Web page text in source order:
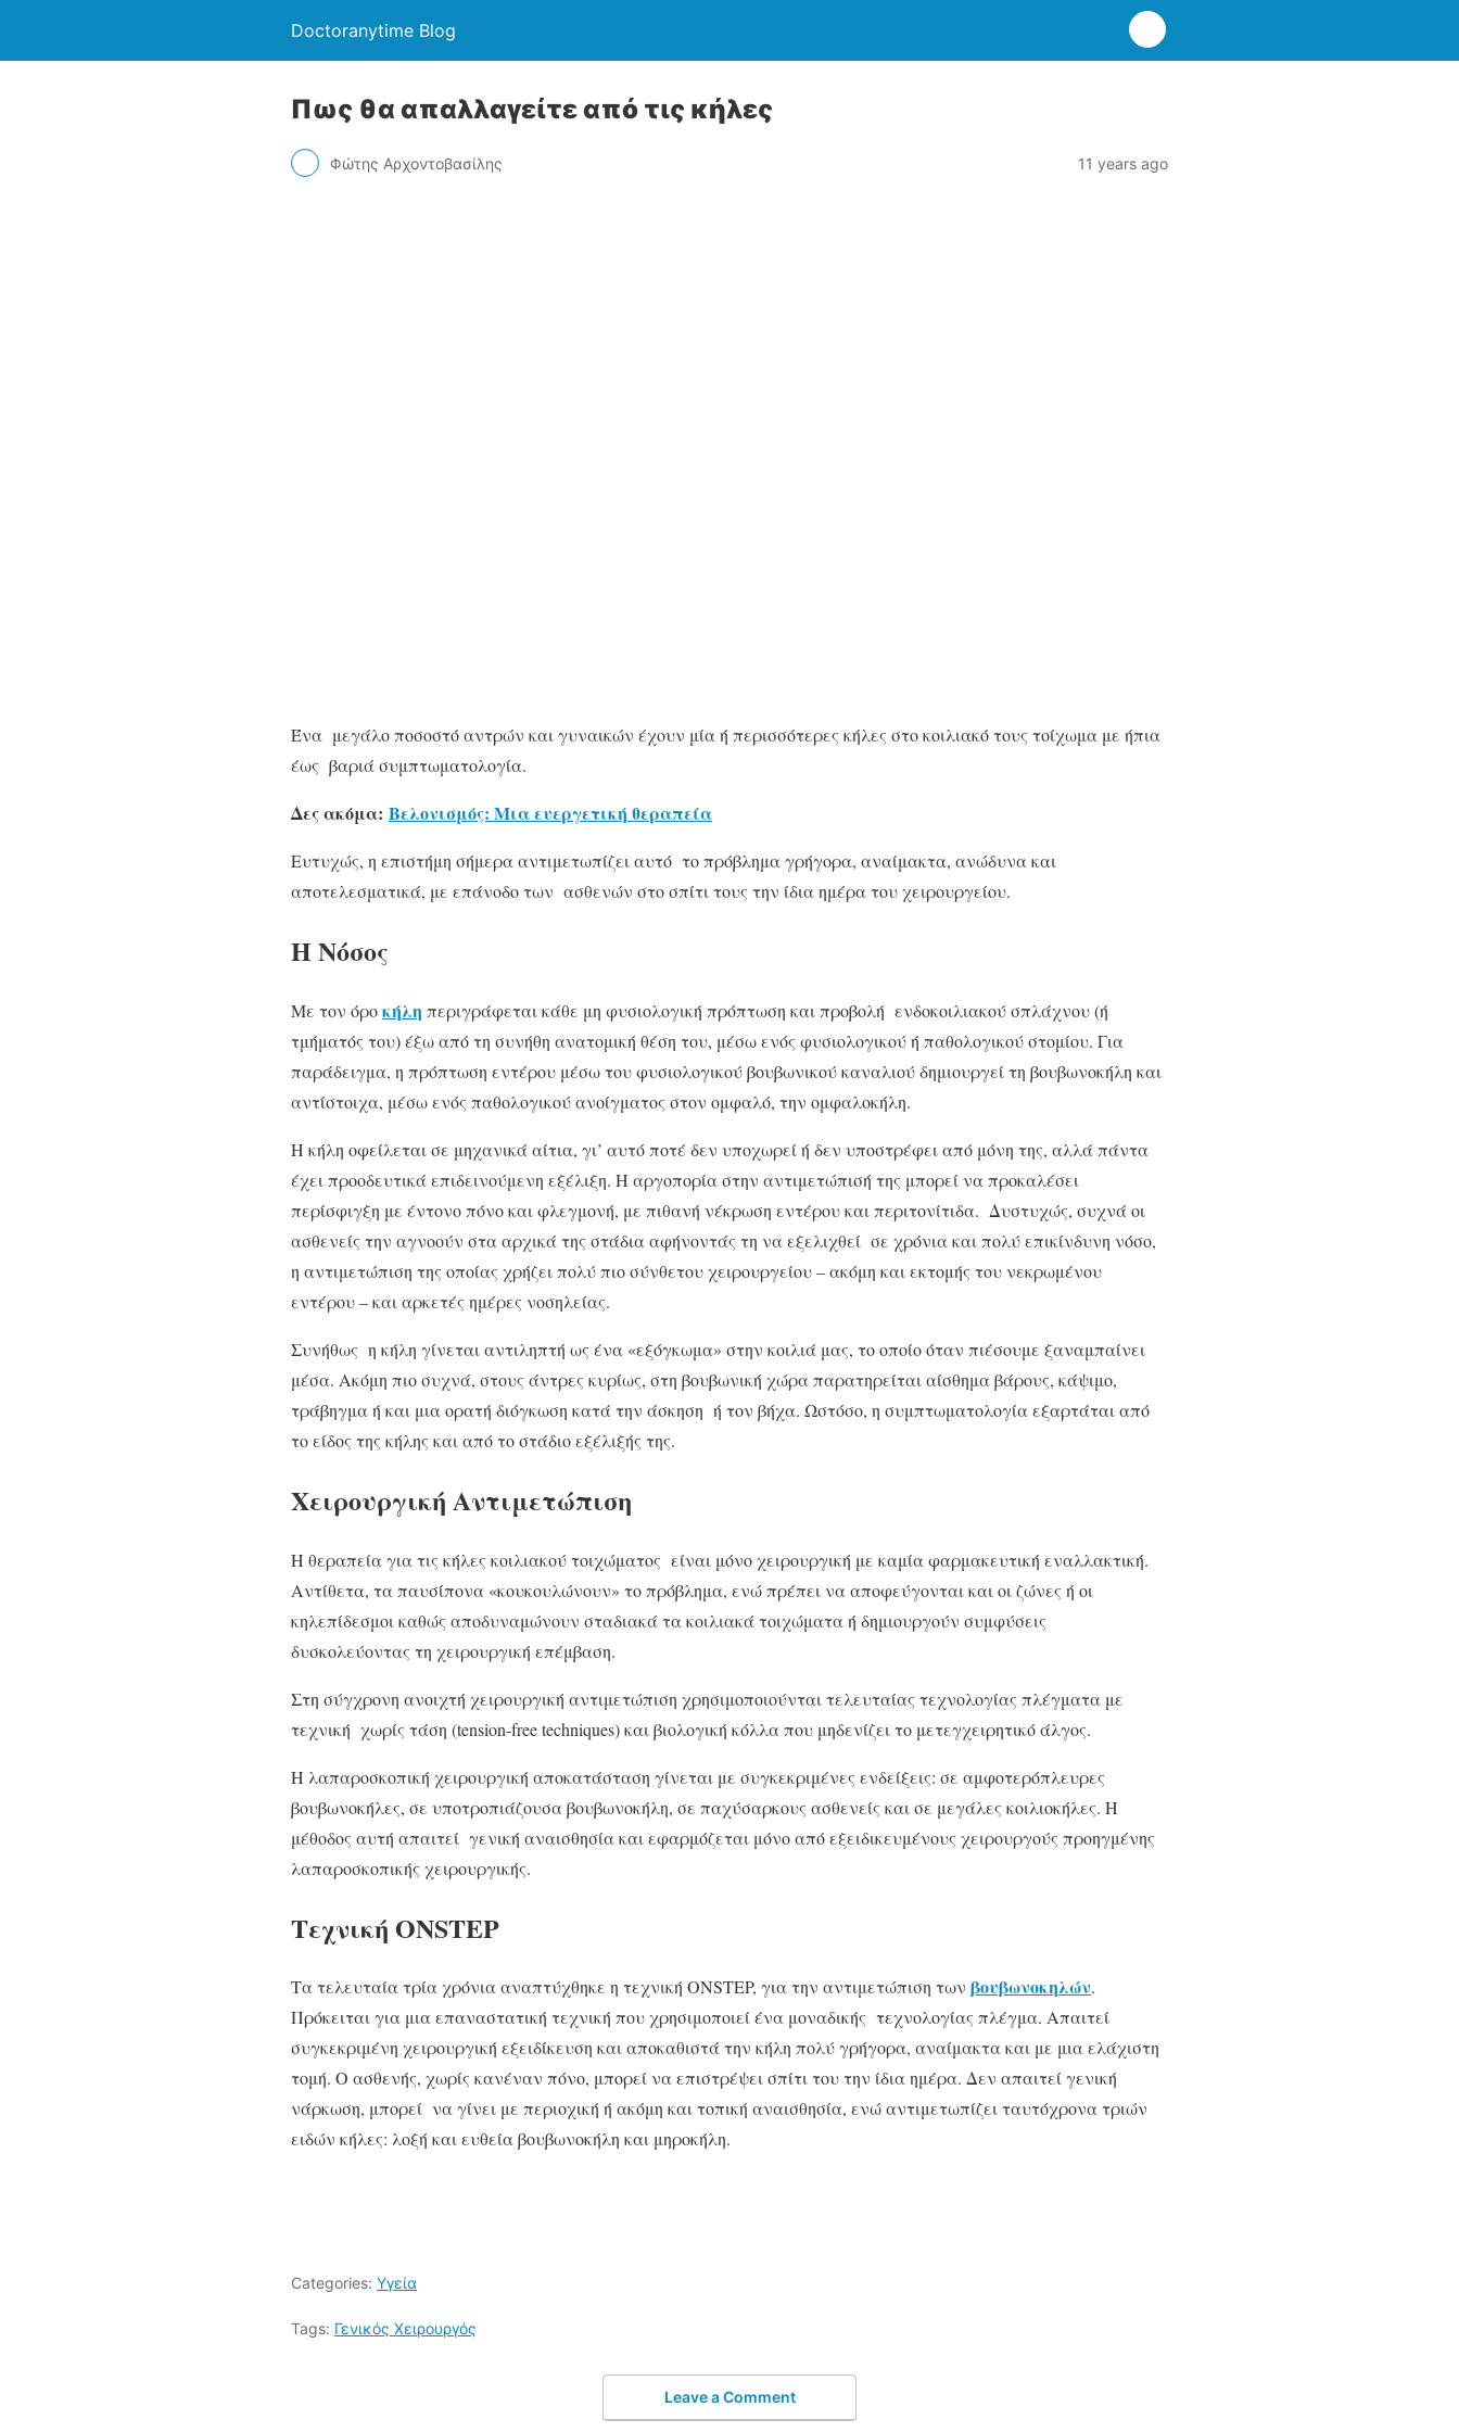
Doctoranytime Blog
Πως θα απαλλαγείτε από τις κήλες
Φώτης Αρχοντοβασίλης 11 years ago
Ένα μεγάλο ποσοστό αντρών και γυναικών έχουν μία ή περισσότερες κήλες στο κοιλιακό τους τοίχωμα με ήπια
έως βαριά συμπτωματολογία.
Δες ακόμα: Βελονισμός: Μια ευεργετική θεραπεία
Ευτυχώς, η επιστήμη σήμερα αντιμετωπίζει αυτό το πρόβλημα γρήγορα, αναίμακτα, ανώδυνα και
αποτελεσματικά, με επάνοδο των ασθενών στο σπίτι τους την ίδια ημέρα του χειρουργείου.
Η Νόσος
Με τον όροκήλη περιγράφεται κάθε μη φυσιολογική πρόπτωση και προβολή ενδοκοιλιακού σπλάχνου (ή
τμήματός του) έξω από τη συνήθη ανατομική θέση του, μέσω ενός φυσιολογικού ή παθολογικού στομίου. Για
παράδειγμα, η πρόπτωση εντέρου μέσω του φυσιολογικού βουβωνικού καναλιού δημιουργεί τη βουβωνοκήλη και
αντίστοιχα, μέσω ενός παθολογικού ανοίγματος στον ομφαλό, την ομφαλοκήλη.
Η κήλη οφείλεται σε μηχανικά αίτια, γι’ αυτό ποτέ δεν υποχωρεί ή δεν υποστρέφει από μόνη της, αλλά πάντα
έχει προοδευτικά επιδεινούμενη εξέλιξη. Η αργοπορία στην αντιμετώπισή της μπορεί να προκαλέσει
περίσφιγξη με έντονο πόνο και φλεγμονή, με πιθανή νέκρωση εντέρου και περιτονίτιδα. Δυστυχώς, συχνά οι
ασθενείς την αγνοούν στα αρχικά της στάδια αφήνοντάς τη να εξελιχθεί σε χρόνια και πολύ επικίνδυνη νόσο,
η αντιμετώπιση της οποίας χρήζει πολύ πιο σύνθετου χειρουργείου – ακόμη και εκτομής του νεκρωμένου
εντέρου – και αρκετές ημέρες νοσηλείας.
Συνήθως η κήλη γίνεται αντιληπτή ως ένα «εξόγκωμα» στην κοιλιά μας, το οποίο όταν πιέσουμε ξαναμπαίνει
μέσα. Ακόμη πιο συχνά, στους άντρες κυρίως, στη βουβωνική χώρα παρατηρείται αίσθημα βάρους, κάψιμο,
τράβηγμα ή και μια ορατή διόγκωση κατά την άσκηση ή τον βήχα. Ωστόσο, η συμπτωματολογία εξαρτάται από
το είδος της κήλης και από το στάδιο εξέλιξής της.
Χειρουργική Αντιμετώπιση
Η θεραπεία για τις κήλες κοιλιακού τοιχώματος είναι μόνο χειρουργική με καμία φαρμακευτική εναλλακτική.
Αντίθετα, τα παυσίπονα «κουκουλώνουν» το πρόβλημα, ενώ πρέπει να αποφεύγονται και οι ζώνες ή οι
κηλεπίδεσμοι καθώς αποδυναμώνουν σταδιακά τα κοιλιακά τοιχώματα ή δημιουργούν συμφύσεις
δυσκολεύοντας τη χειρουργική επέμβαση.
Στη σύγχρονη ανοιχτή χειρουργική αντιμετώπιση χρησιμοποιούνται τελευταίας τεχνολογίας πλέγματα με
τεχνική χωρίς τάση (tension-free techniques) και βιολογική κόλλα που μηδενίζει το μετεγχειρητικό άλγος.
Η λαπαροσκοπική χειρουργική αποκατάσταση γίνεται με συγκεκριμένες ενδείξεις: σε αμφοτερόπλευρες
βουβωνοκήλες, σε υποτροπιάζουσα βουβωνοκήλη, σε παχύσαρκους ασθενείς και σε μεγάλες κοιλιοκήλες. Η
μέθοδος αυτή απαιτεί γενική αναισθησία και εφαρμόζεται μόνο από εξειδικευμένους χειρουργούς προηγμένης
λαπαροσκοπικής χειρουργικής.
Τεχνική ONSTEP
Τα τελευταία τρία χρόνια αναπτύχθηκε η τεχνική ONSTEP, για την αντιμετώπιση των βουβωνοκηλών.
Πρόκειται για μια επαναστατική τεχνική που χρησιμοποιεί ένα μοναδικής τεχνολογίας πλέγμα. Απαιτεί
συγκεκριμένη χειρουργική εξειδίκευση και αποκαθιστά την κήλη πολύ γρήγορα, αναίμακτα και με μια ελάχιστη
τομή. Ο ασθενής, χωρίς κανέναν πόνο, μπορεί να επιστρέψει σπίτι του την ίδια ημέρα. Δεν απαιτεί γενική
νάρκωση, μπορεί να γίνει με περιοχική ή ακόμη και τοπική αναισθησία, ενώ αντιμετωπίζει ταυτόχρονα τριών
ειδών κήλες: λοξή και ευθεία βουβωνοκήλη και μηροκήλη.
Categories: Υγεία
Tags: Γενικός Χειρουργός
Leave a Comment